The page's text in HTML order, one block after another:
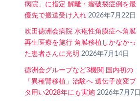
病院」に指定 解離・瘤破裂症例を最
優先で搬送受け入れ 2026年7月22日
吹田徳洲会病院 水疱性角膜症へ角膜
再生医療を施行 角膜移植しかなかっ
た患者さんに光明 2026年7月14日
徳洲会グループなど3機関 国内初の
「異種腎移植」治験へ 遺伝子改変ブ
タ用い2028年にも実施 2026年7月7日